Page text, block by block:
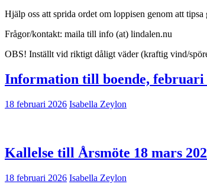
Hjälp oss att sprida ordet om loppisen genom att
Frågor/kontakt: maila till info (at) lindalen.nu
OBS! Inställt vid riktigt dåligt väder (kraftig vind/
Information till boende, februari
18 februari 2026 Isabella Zeylon
Kallelse till Årsmöte 18 mars
18 februari 2026 Isabella Zeylon